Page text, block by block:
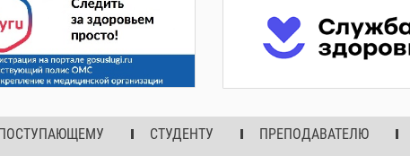
СТУДЕНТУ ПРЕПОДАВАТЕЛЮ